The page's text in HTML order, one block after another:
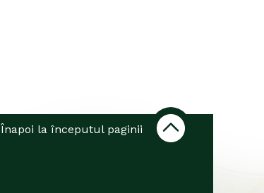
Înapoi la începutul paginii